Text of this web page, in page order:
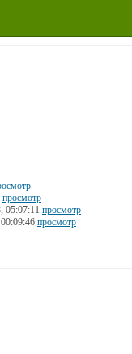
просмотр
05:07:11 просмотр
просмотр